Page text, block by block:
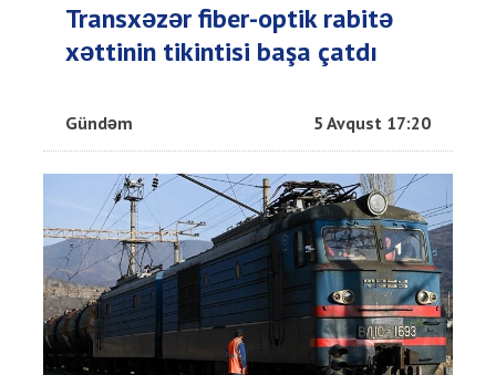
Transxəzər fiber-optik rabitə
xəttinin tikintisi başa çatdı
Gündəm 5 Avqust 17:20